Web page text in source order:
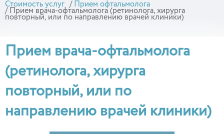
Стоимость услуг /
Прием офтальмолога
/
Прием врача-офтальмолога (ретинолога, хирурга
повторный, или по направлению врачей клиники)
Прием врача-офтальмолога
(ретинолога, хирурга
повторный, или по
направлению врачей клиники)